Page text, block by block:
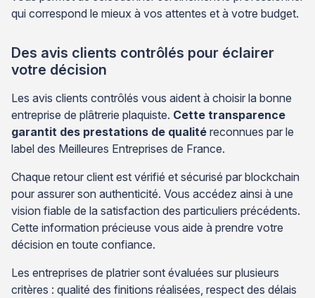
qui correspond le mieux à vos attentes et à votre budget.
Des avis clients contrôlés pour éclairer
votre décision
Les avis clients contrôlés vous aident à choisir la bonne
entreprise de plâtrerie plaquiste. Cette transparence
garantit des prestations de qualité reconnues par le
label des Meilleures Entreprises de France.
Chaque retour client est vérifié et sécurisé par blockchain
pour assurer son authenticité. Vous accédez ainsi à une
vision fiable de la satisfaction des particuliers précédents.
Cette information précieuse vous aide à prendre votre
décision en toute confiance.
Les entreprises de platrier sont évaluées sur plusieurs
critères : qualité des finitions réalisées, respect des délais